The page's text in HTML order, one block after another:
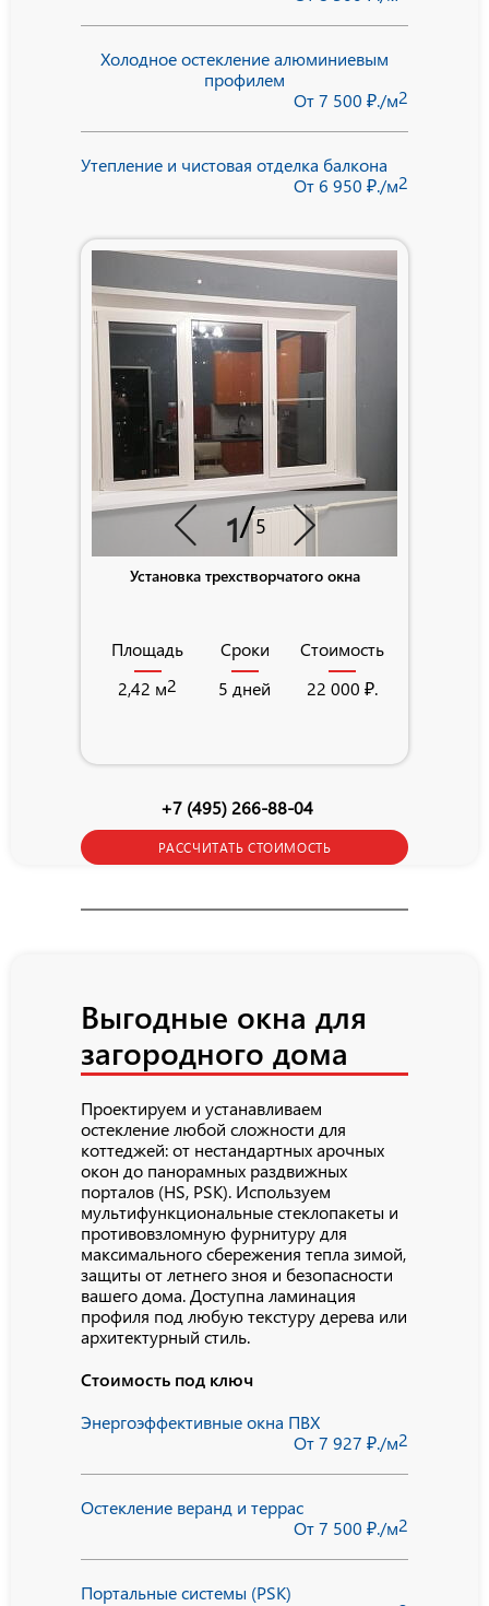
Холодное остекление алюминиевым
профилем
От 7 500 ₽./м2
Утепление и чистовая отделка балкона
От 6 950 ₽./м2
Установка трехстворчатого окна
Площадь
2,42 м2
Сроки
5 дней
Стоимость
22 000 ₽.
1/5
+7 (495) 266-88-04
РАССЧИТАТЬ СТОИМОСТЬ
Выгодные окна для
загородного дома
Проектируем и устанавливаем
остекление любой сложности для
коттеджей: от нестандартных арочных
окон до панорамных раздвижных
порталов (HS, PSK). Используем
мультифункциональные стеклопакеты и
противовзломную фурнитуру для
максимального сбережения тепла зимой,
защиты от летнего зноя и безопасности
вашего дома. Доступна ламинация
профиля под любую текстуру дерева или
архитектурный стиль.
Стоимость под ключ
Энергоэффективные окна ПВХ
От 7 927 ₽./м2
Остекление веранд и террас
От 7 500 ₽./м2
Портальные системы (PSK)